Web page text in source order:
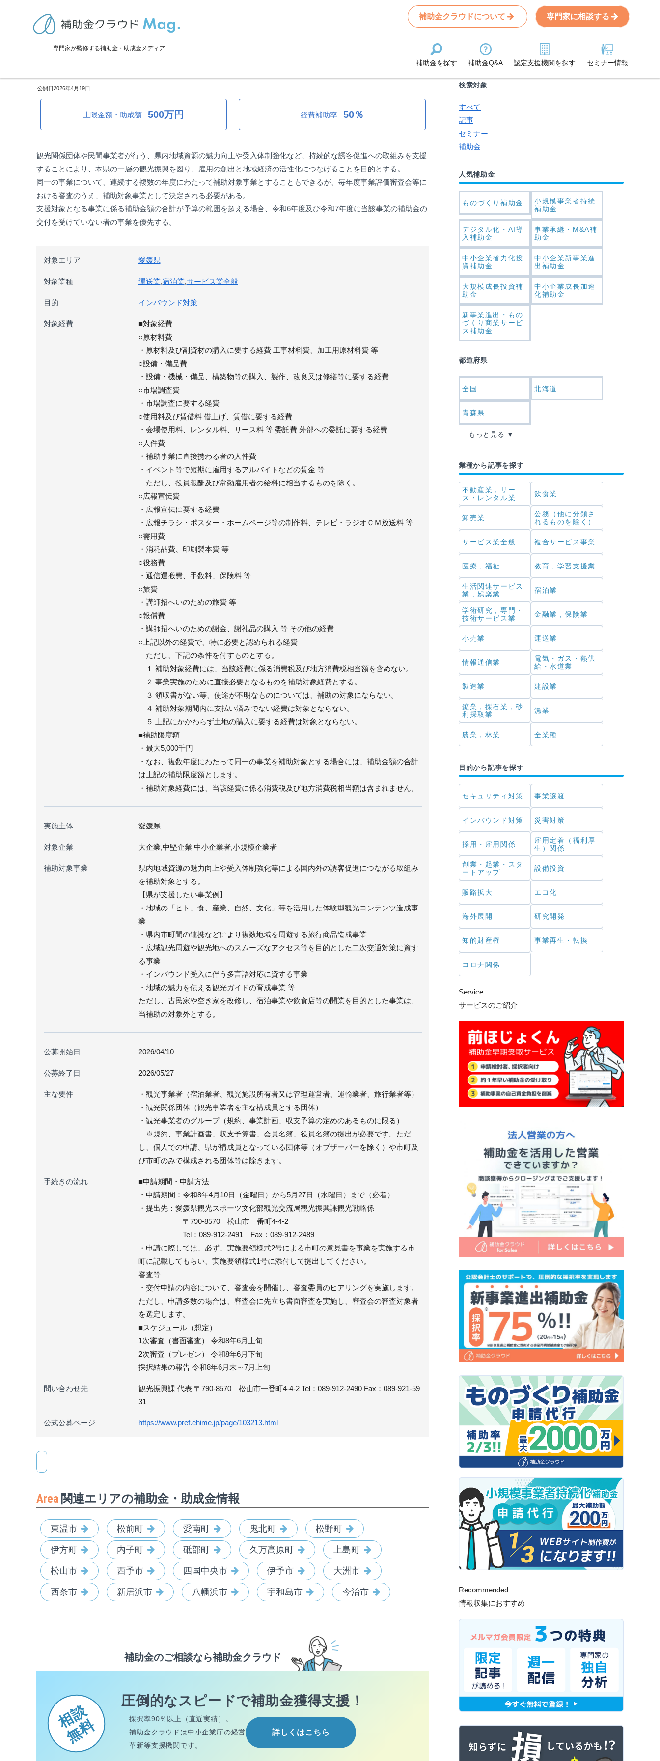
専門家が監修する補助金・助成金メディア
補助金クラウドについて 専門家に相談する
補助金を探す 補助金Q&A 認定支援機関を探す セミナー情報
>補助金・助成金詳細
2026年4月19日
上限金額・助成額 500万円 経費補助率 50％
観光関係団体や民間事業者が行う、県内地域資源の魅力向上や受入体制強化など、持続的な誘客促進への取組みを支援
することにより、本県の一層の観光振興を図り、雇用の創出と地域経済の活性化につなげることを目的とする。
同一の事業について、連続する複数の年度にわたって補助対象事業とすることもできるが、毎年度事業評価審査会等に
おける審査のうえ、補助対象事業として決定される必要がある。
支援対象となる事業に係る補助金額の合計が予算の範囲を超える場合、令和6年度及び令和7年度に当該事業の補助金の
交付を受けていない者の事業を優先する。
対象エリア 愛媛県
対象業種 運送業,宿泊業,サービス業全般
目的 インバウンド対策
対象経費
■対象経費
○原材料費
・原材料及び副資材の購入に要する経費 工事材料費、加工用原材料費 等
○設備・備品費
・設備・機械・備品、構築物等の購入、製作、改良又は修繕等に要する経費
○市場調査費
・市場調査に要する経費
○使用料及び賃借料 借上げ、賃借に要する経費
・会場使用料、レンタル料、リース料 等 委託費 外部への委託に要する経費
○人件費
・補助事業に直接携わる者の人件費
・イベント等で短期に雇用するアルバイトなどの賃金 等
ただし、役員報酬及び常勤雇用者の給料に相当するものを除く。
○広報宣伝費
・広報宣伝に要する経費
・広報チラシ・ポスター・ホームページ等の制作料、テレビ・ラジオＣＭ放送料 等
○需用費
・消耗品費、印刷製本費 等
○役務費
・通信運搬費、手数料、保険料 等
○旅費
・講師招へいのための旅費 等
○報償費
・講師招へいのための謝金、謝礼品の購入 等 その他の経費
○上記以外の経費で、特に必要と認められる経費
ただし、下記の条件を付すものとする。
１ 補助対象経費には、当該経費に係る消費税及び地方消費税相当額を含めない。
２ 事業実施のために直接必要となるものを補助対象経費とする。
３ 領収書がない等、使途が不明なものについては、補助の対象にならない。
４ 補助対象期間内に支払い済みでない経費は対象とならない。
５ 上記にかかわらず土地の購入に要する経費は対象とならない。
■補助限度額
・最大5,000千円
・なお、複数年度にわたって同一の事業を補助対象とする場合には、補助金額の合計
は上記の補助限度額とします。
・補助対象経費には、当該経費に係る消費税及び地方消費税相当額は含まれません。
実施主体 愛媛県
対象企業 大企業,中堅企業,中小企業者,小規模企業者
補助対象事業
県内地域資源の魅力向上や受入体制強化等による国内外の誘客促進につながる取組み
を補助対象とする。
【県が支援したい事業例】
・地域の「ヒト、食、産業、自然、文化」等を活用した体験型観光コンテンツ造成事
業
・県内市町間の連携などにより複数地域を周遊する旅行商品造成事業
・広域観光周遊や観光地へのスムーズなアクセス等を目的とした二次交通対策に資す
る事業
・インバウンド受入に伴う多言語対応に資する事業
・地域の魅力を伝える観光ガイドの育成事業 等
ただし、古民家や空き家を改修し、宿泊事業や飲食店等の開業を目的とした事業は、
当補助の対象外とする。
公募開始日 2026/04/10
公募終了日 2026/05/27
主な要件
・観光事業者（宿泊業者、観光施設所有者又は管理運営者、運輸業者、旅行業者等）
・観光関係団体（観光事業者を主な構成員とする団体）
・観光事業者のグループ（規約、事業計画、収支予算の定めのあるものに限る）
※規約、事業計画書、収支予算書、会員名簿、役員名簿の提出が必要です。ただ
し、個人での申請、県が構成員となっている団体等（オブザーバーを除く）や市町及
び市町のみで構成される団体等は除きます。
手続きの流れ
■申請期間・申請方法
・申請期間：令和8年4月10日（金曜日）から5月27日（水曜日）まで（必着）
・提出先：愛媛県観光スポーツ文化部観光交流局観光振興課観光戦略係
〒790-8570 松山市一番町4-4-2
Tel：089-912-2491 Fax：089-912-2489
・申請に際しては、必ず、実施要領様式2号による市町の意見書を事業を実施する市
町に記載してもらい、実施要領様式1号に添付して提出してください。
審査等
・交付申請の内容について、審査会を開催し、審査委員のヒアリングを実施します。
ただし、申請多数の場合は、審査会に先立ち書面審査を実施し、審査会の審査対象者
を選定します。
■スケジュール（想定）
1次審査（書面審査） 令和8年6月上旬
2次審査（プレゼン） 令和8年6月下旬
採択結果の報告 令和8年6月末～7月上旬
問い合わせ先
観光振興課 代表 〒790-8570 松山市一番町4-4-2 Tel：089-912-2490 Fax：089-921-59
31
公式公募ページ https://www.pref.ehime.jp/page/103213.html
Area 関連エリアの補助金・助成金情報
東温市 松前町 愛南町 鬼北町 松野町
伊方町 内子町 砥部町 久万高原町 上島町
松山市 西予市 四国中央市 伊予市 大洲市
西条市 新居浜市 八幡浜市 宇和島市 今治市
補助金のご相談なら補助金クラウド
相談
無料
圧倒的なスピードで補助金獲得支援！
採択率90％以上（直近実績）。
補助金クラウドは中小企業庁の経営
革新等支援機関です。
詳しくはこちら
Search
条件から記事を探す
検索対象
すべて
記事
セミナー
補助金
人気補助金
ものづくり補助金
小規模事業者持続
補助金
デジタル化・AI導
入補助金
事業承継・M&A補
助金
中小企業省力化投
資補助金
中小企業新事業進
出補助金
大規模成長投資補
助金
中小企業成長加速
化補助金
新事業進出・もの
づくり商業サービ
ス補助金
都道府県
全国 北海道
青森県
もっと見る
業種から記事を探す
不動産業，リー
ス・レンタル業
飲食業
卸売業
公務（他に分類さ
れるものを除く）
サービス業全般 複合サービス事業
医療，福祉 教育，学習支援業
生活関連サービス
業，娯楽業
宿泊業
学術研究，専門・
技術サービス業
金融業，保険業
小売業 運送業
情報通信業
電気・ガス・熱供
給・水道業
製造業 建設業
鉱業，採石業，砂
利採取業
漁業
農業，林業 全業種
目的から記事を探す
セキュリティ対策 事業譲渡
インバウンド対策 災害対策
採用・雇用関係
雇用定着（福利厚
生）関係
創業・起業・スタ
ートアップ
設備投資
販路拡大 エコ化
海外展開 研究開発
知的財産権 事業再生・転換
コロナ関係
Service
サービスのご紹介
Recommended
情報収集におすすめ